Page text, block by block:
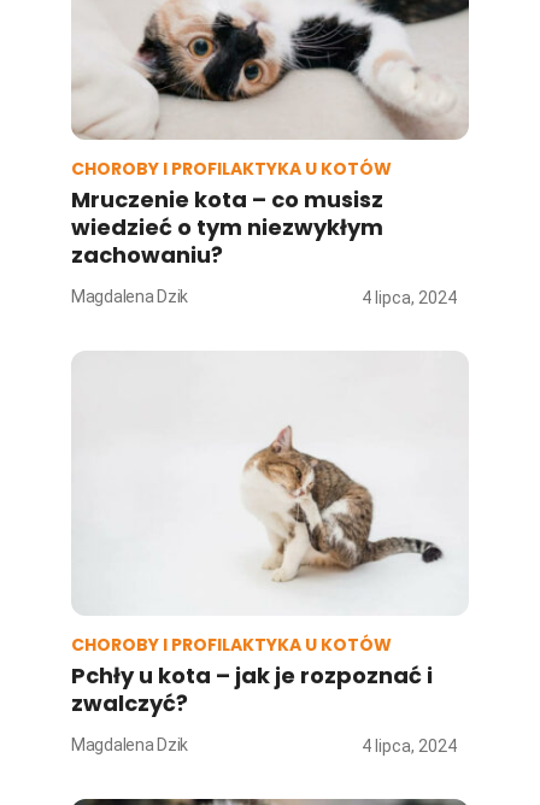
CHOROBY I PROFILAKTYKA U KOTÓW
Mruczenie kota – co musisz
wiedzieć o tym niezwykłym
zachowaniu?
Magdalena Dzik 4 lipca, 2024
CHOROBY I PROFILAKTYKA U KOTÓW
Pchły u kota – jak je rozpoznać i
zwalczyć?
Magdalena Dzik 4 lipca, 2024